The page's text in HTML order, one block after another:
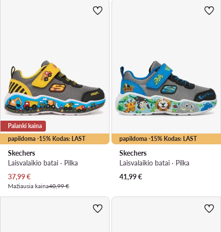
papildoma -15% Kodas: LAST
Palanki kaina
Skechers
Laisvalaikio batai · Pilka
Dabartinė kaina
37,99€
Mažiausia kaina40,99 €
papildoma -15% Kodas: LAST
Skechers
Laisvalaikio batai · Pilka
41,99€